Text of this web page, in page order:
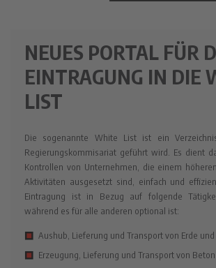
NEUES PORTAL FÜR
EINTRAGUNG IN DIE
LIST
Die sogenannte White List ist ein
Regierungskommisariat geführt wird. Es dient
Kontrollen von Unternehmen, die einem
Aktivitäten ausgesetzt sind, einfach und
Eintragung ist in Bezug auf folgende
während es für alle anderen optional ist:
Aushub, Lieferung und Transport von Erde
Erzeugung, Lieferung und Transport von